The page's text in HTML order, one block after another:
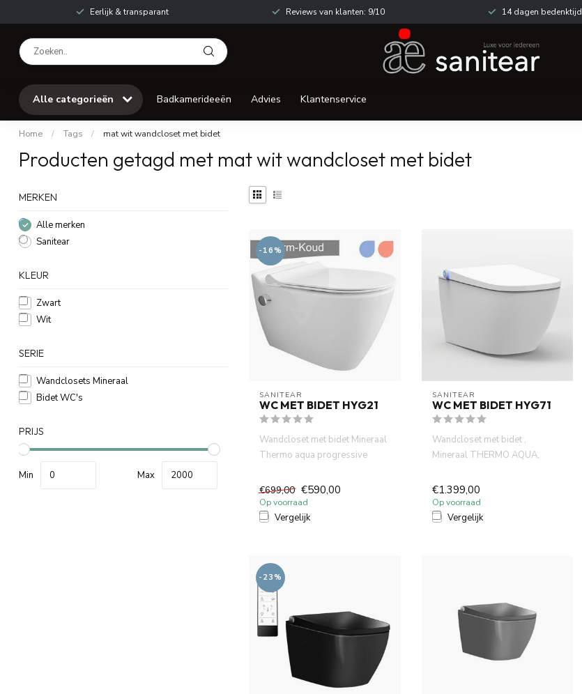
Eerlijk & transparant Reviews van klanten: 9/10 14 dagen bedenktijd
Alle categorieën Badkamerideeën Advies Klantenservice
Home / Tags / mat wit wandcloset met bidet
Producten getagd met mat wit wandcloset met bidet
MERKEN
Alle merken
Sanitear
KLEUR
Zwart
Wit
SERIE
Wandclosets Mineraal
Bidet WC's
PRIJS
Min Max
-16%
SANITEAR
WC MET BIDET HYG21
Wandcloset met bidet Mineraal
Thermo aqua progressive
€699,00 €590,00
Op voorraad
Vergelijk
SANITEAR
WC MET BIDET HYG71
Wandcloset met bidet ,
Mineraal THERMO AQUA,
wandcloset met bi...
€1.399,00
Op voorraad
Vergelijk
-23%